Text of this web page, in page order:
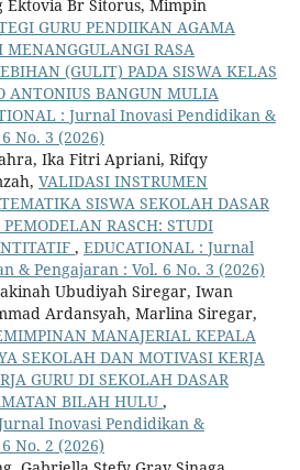
Ektovia Br Sitorus, Mimpin
GURU PENDIIKAN AGAMA
RASA
(GULIT) PADA SISWA KELAS
ANTONIUS BANGUN MULIA
: Jurnal Inovasi Pendidikan &
No. 3 (2026)
Ika Fitri Apriani, Rifqy
VALIDASI INSTRUMEN
SISWA SEKOLAH DASAR
RASCH: STUDI
, EDUCATIONAL : Jurnal
& Pengajaran : Vol. 6 No. 3 (2026)
Ubudiyah Siregar, Iwan
Ardansyah, Marlina Siregar,
MANAJERIAL KEPALA
SEKOLAH DAN MOTIVASI KERJA
GURU DI SEKOLAH DASAR
BILAH HULU ,
Inovasi Pendidikan &
No. 2 (2026)